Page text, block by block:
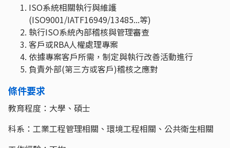
ISO系統相關執行與維護
(ISO9001/IATF16949/13485...等)
執行ISO系統內部稽核與管理審查
客戶或RBA人權處理專案
依據專案客戶所需，制定與執行改善活動進行
負責外部(第三方或客戶)稽核之應對
條件要求
教育程度：大學、碩士
科系：工業工程管理相關、環境工程相關、公共衛生相關